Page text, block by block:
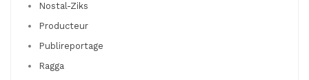
Nostal-Ziks
Producteur
Publireportage
Ragga